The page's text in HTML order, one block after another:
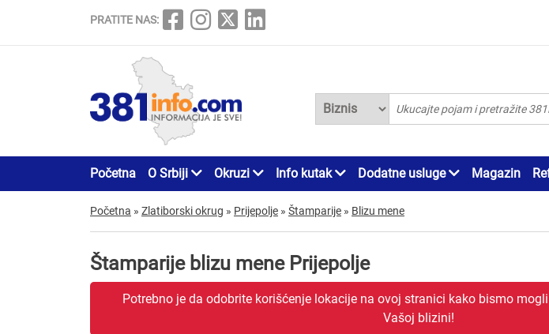
PRATITE NAS:
Početna O Srbiji Okruzi Info kutak Dodatne usluge Magazin
Početna » Zlatiborski okrug » Prijepolje » Štamparije » Blizu mene
Štamparije blizu mene Prijepolje
Potrebno je da odobrite korišćenje lokacije na ovoj stranici kako bismo
Vašoj blizini!